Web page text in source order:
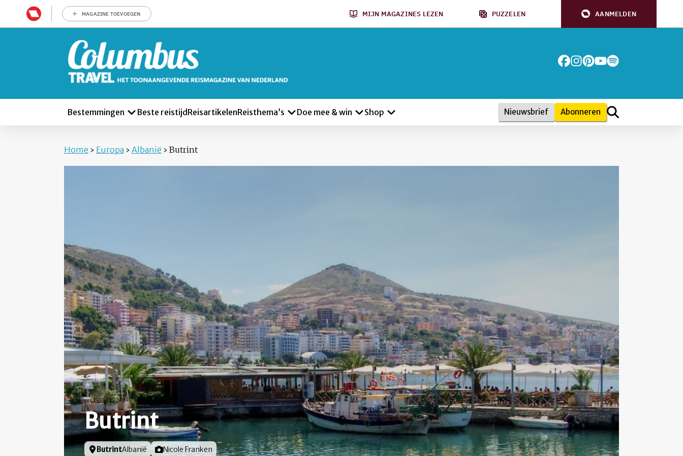
MAGAZINE TOEVOEGEN MIJN MAGAZINES LEZEN PUZZELEN AANMELDEN
Bestemmingen Beste reistijd ReisartikelenReisthema’s Doe mee & win Shop Nieuwsbrief Abonneren
Home › Europa › Albanië › Butrint
Butrint
Locatie
ButrintAlbanië Foto door
Nicole Franken